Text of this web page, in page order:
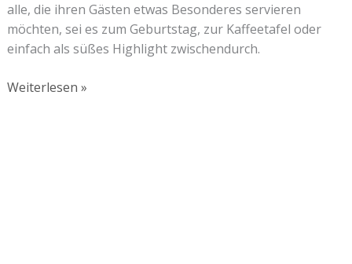
alle, die ihren Gästen etwas Besonderes servieren
möchten, sei es zum Geburtstag, zur Kaffeetafel oder
einfach als süßes Highlight zwischendurch.
Weiterlesen »